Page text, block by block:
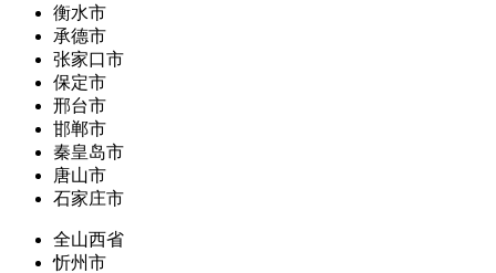
衡水市
承德市
张家口市
保定市
邢台市
邯郸市
秦皇岛市
唐山市
石家庄市
全山西省
忻州市